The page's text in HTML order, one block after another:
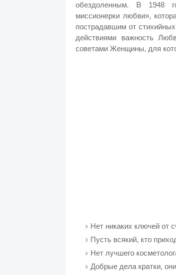
обездоленным. В 1948
миссионерки любви»,
пострадавшим от
действиями важность
советами Женщины, для
Нет никаких ключей от
Пусть всякий, кто
Нет лучшего
Добрые дела кратки,